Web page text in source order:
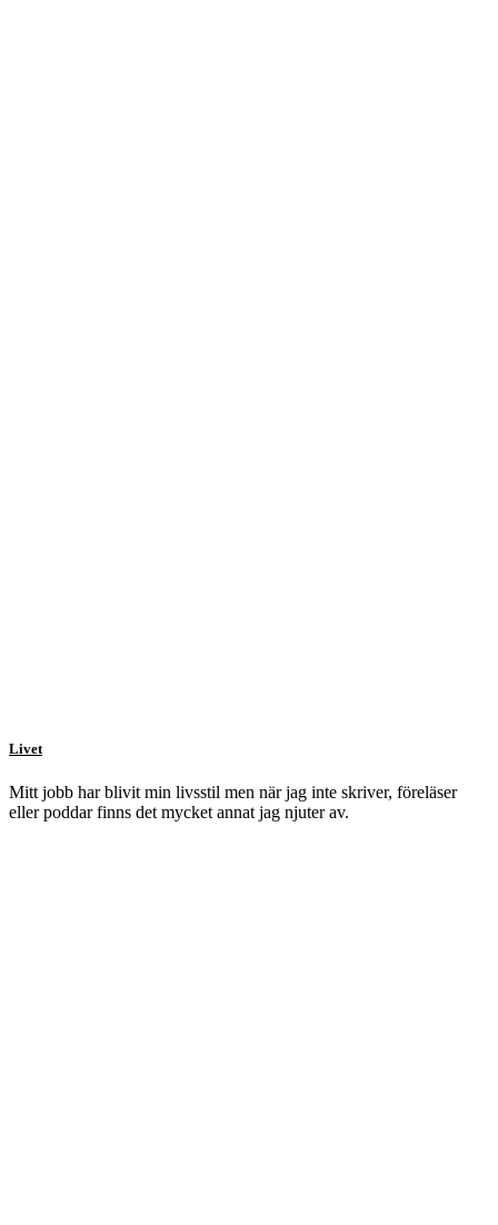
Livet
Mitt jobb har blivit min livsstil men när jag inte skriver, föreläser
eller poddar finns det mycket annat jag njuter av.